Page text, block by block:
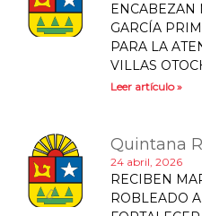
ENCABEZAN
GARCÍA
PARA LA
VILLAS
Leer artículo »
Quintana
24 abril, 2026
RECIBEN
ROBLEADO